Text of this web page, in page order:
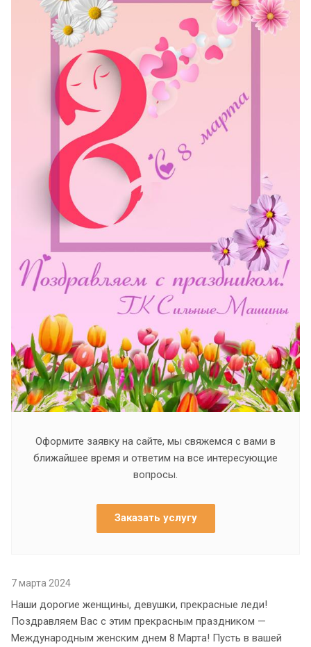
Оформите заявку на сайте, мы свяжемся с вами в
ближайшее время и ответим на все интересующие
вопросы.
Заказать услугу
7 марта 2024
Наши дорогие женщины, девушки, прекрасные леди!
Поздравляем Вас с этим прекрасным праздником —
Международным женским днем 8 Марта! Пусть в вашей